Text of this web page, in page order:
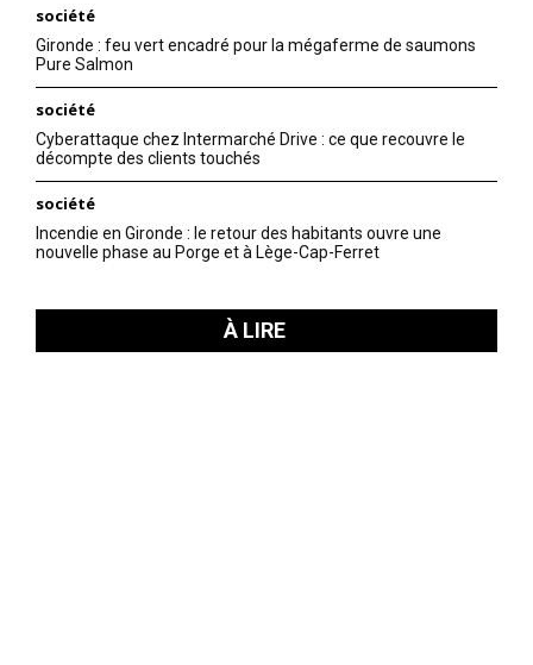
société
Gironde : feu vert encadré pour la mégaferme de saumons
Pure Salmon
société
Cyberattaque chez Intermarché Drive : ce que recouvre le
décompte des clients touchés
société
Incendie en Gironde : le retour des habitants ouvre une
nouvelle phase au Porge et à Lège-Cap-Ferret
À LIRE